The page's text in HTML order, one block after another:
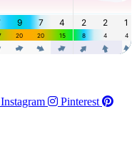
Instagram
Pinterest